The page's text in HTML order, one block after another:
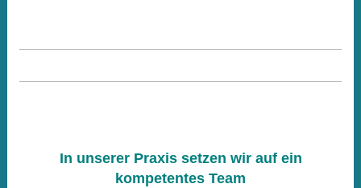
In unserer Praxis setzen wir auf ein
kompetentes Team